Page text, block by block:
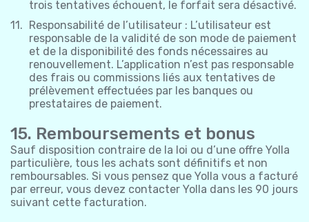
trois tentatives échouent, le forfait sera désactivé.
Responsabilité de l’utilisateur : L’utilisateur est
responsable de la validité de son mode de paiement
et de la disponibilité des fonds nécessaires au
renouvellement. L’application n’est pas responsable
des frais ou commissions liés aux tentatives de
prélèvement effectuées par les banques ou
prestataires de paiement.
15. Remboursements et bonus
Sauf disposition contraire de la loi ou d’une offre Yolla
particulière, tous les achats sont définitifs et non
remboursables. Si vous pensez que Yolla vous a facturé
par erreur, vous devez contacter Yolla dans les 90 jours
suivant cette facturation.